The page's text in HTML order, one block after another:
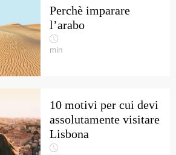
Perchè imparare
l’arabo
min
10 motivi per cui devi
assolutamente visitare
Lisbona